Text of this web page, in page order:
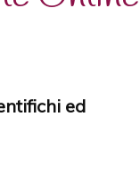
BODY
MAKEUP
GIUSTI!
DEL MIO
CIGLIA
CORSO
ed